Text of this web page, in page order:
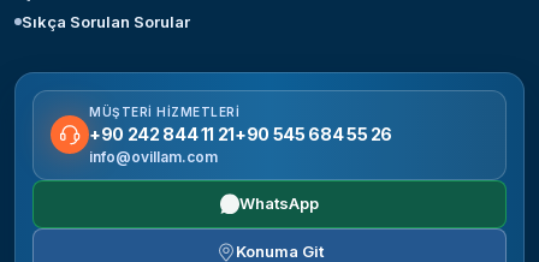
Sıkça Sorulan Sorular
MÜŞTERI HIZMETLERI
+90 242 844 11 21+90 545 684 55 26
info@ovillam.com
WhatsApp
Konuma Git